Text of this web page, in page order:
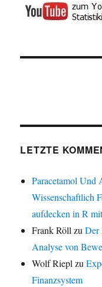
LETZTE
Paracetamol Und
Wissenschaftlich
aufdecken in R
Frank RöllzuDer
Analyse von
Wolf Rieplzu
Finanzsystem